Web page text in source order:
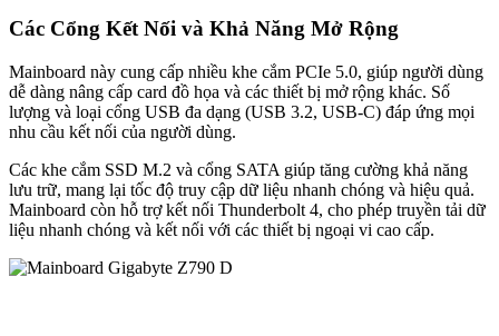
Các Cổng Kết Nối và Khả Năng Mở Rộng
Mainboard này cung cấp nhiều khe cắm PCIe 5.0, giúp người dùng
dễ dàng nâng cấp card đồ họa và các thiết bị mở rộng khác. Số
lượng và loại cổng USB đa dạng (USB 3.2, USB-C) đáp ứng mọi
nhu cầu kết nối của người dùng.
Các khe cắm SSD M.2 và cổng SATA giúp tăng cường khả năng
lưu trữ, mang lại tốc độ truy cập dữ liệu nhanh chóng và hiệu quả.
Mainboard còn hỗ trợ kết nối Thunderbolt 4, cho phép truyền tải dữ
liệu nhanh chóng và kết nối với các thiết bị ngoại vi cao cấp.